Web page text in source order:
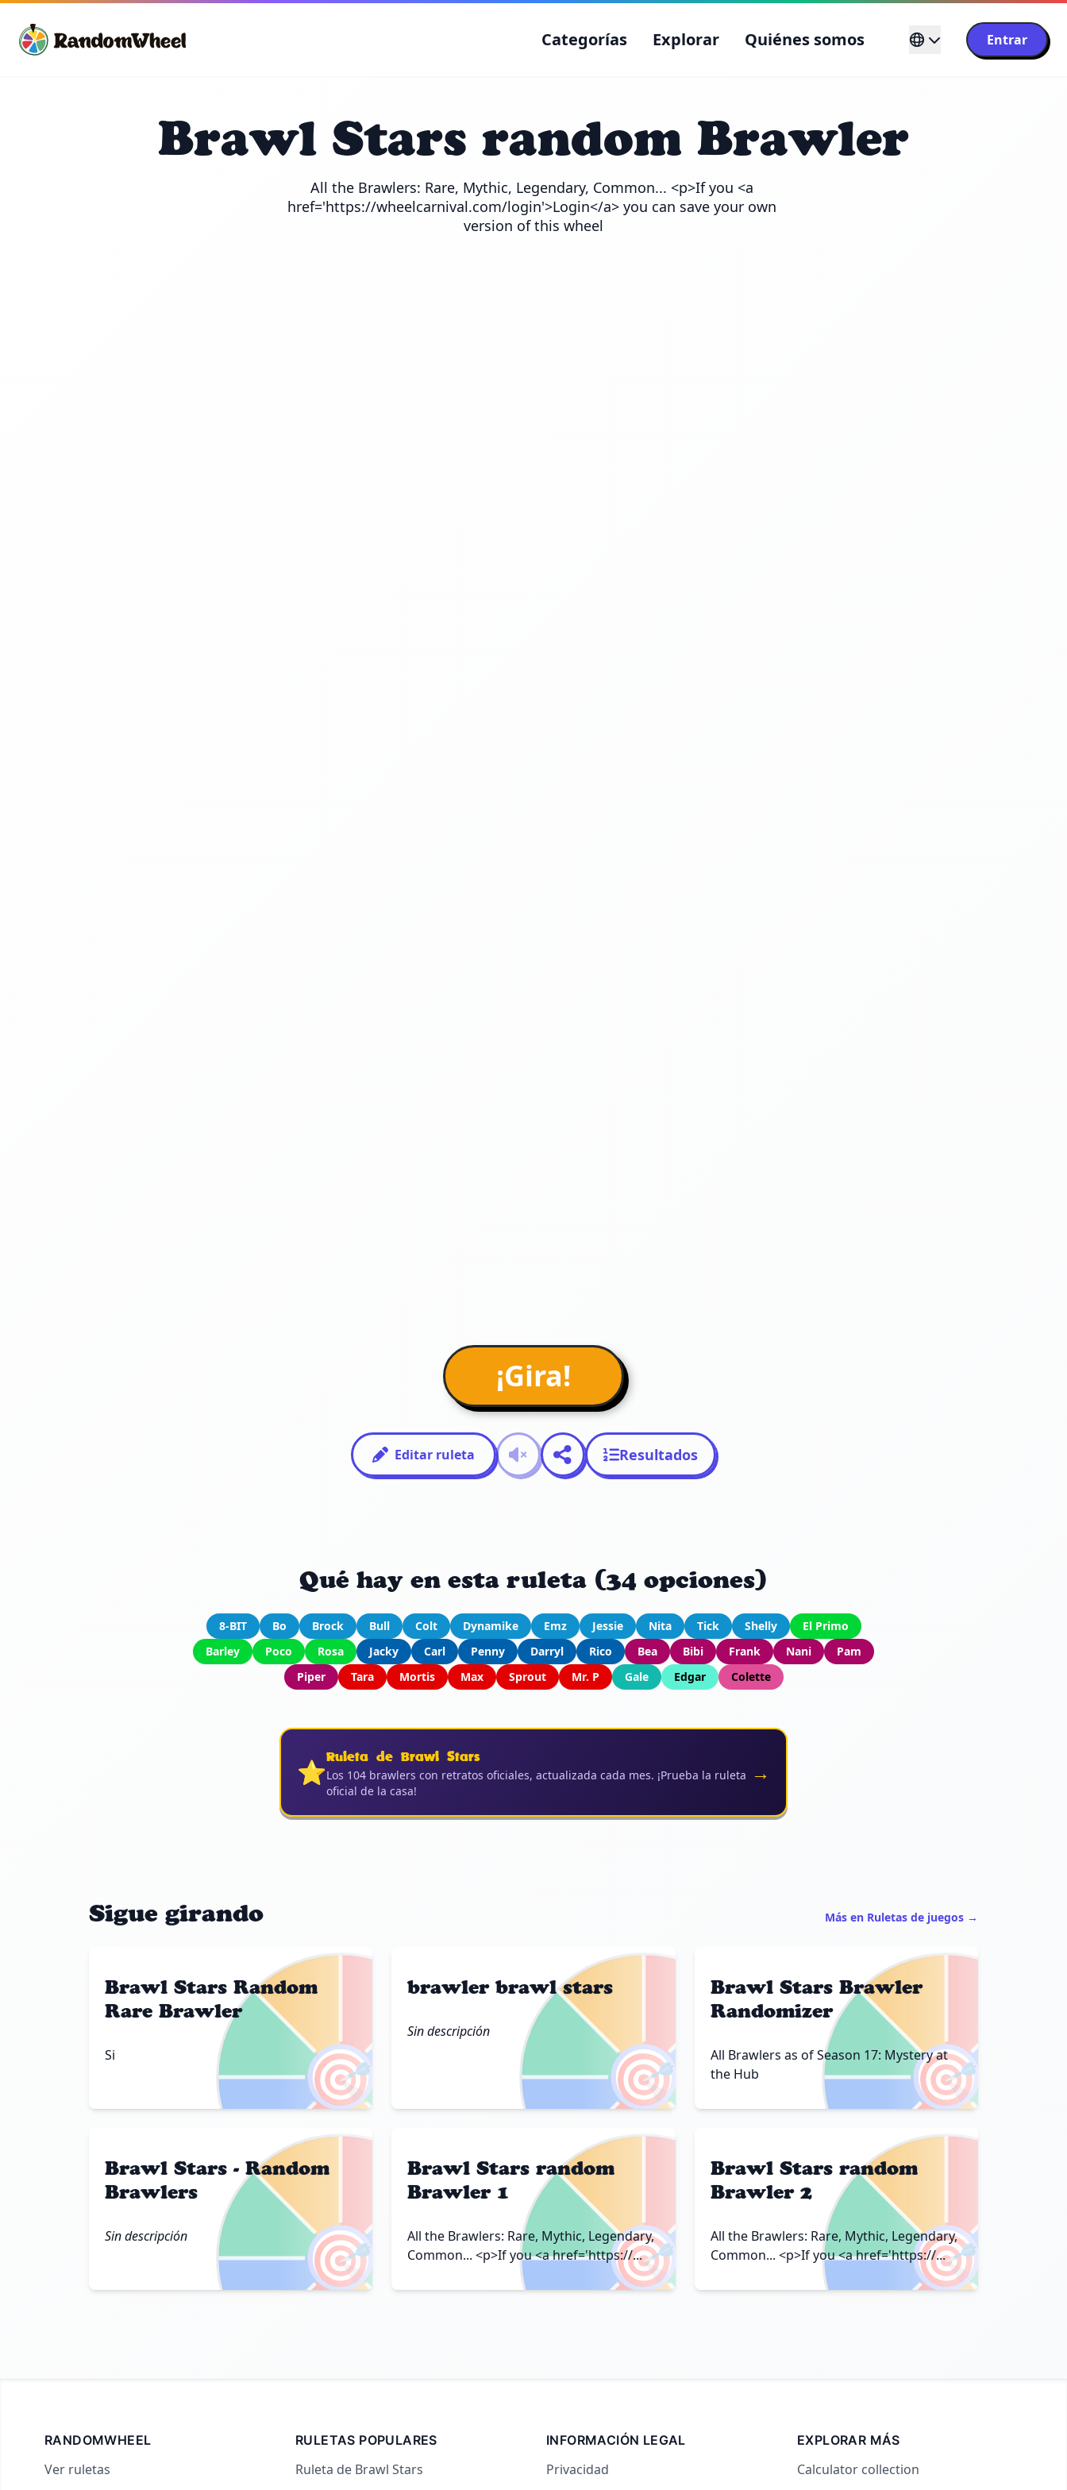
Categorías Explorar Quiénes somos Entrar
Brawl Stars random Brawler
All the Brawlers: Rare, Mythic, Legendary, Common... <p>If you <a
href='https://wheelcarnival.com/login'>Login</a> you can save your own
version of this wheel
¡Gira!
Editar ruleta Resultados
Qué hay en esta ruleta (34 opciones)
8-BIT Bo Brock Bull Colt Dynamike Emz Jessie Nita Tick Shelly
El Primo
Barley
Poco Rosa Jacky Carl Penny Darryl Rico Bea Bibi Frank Nani
Pam
Piper
Tara Mortis Max Sprout Mr. P Gale Edgar Colette
⭐Ruleta de Brawl Stars
Los 104 brawlers con retratos oficiales, actualizada cada mes. ¡Prueba la ruleta
oficial de la casa!
→
Sigue girando Más en Ruletas de juegos →
🎯
Brawl Stars Random
Rare Brawler
Si 🎯
brawler brawl stars
Sin descripción
🎯
Brawl Stars Brawler
Randomizer
All Brawlers as of Season 17: Mystery at
the Hub
🎯
Brawl Stars - Random
Brawlers
Sin descripción 🎯
Brawl Stars random
Brawler 1
All the Brawlers: Rare, Mythic, Legendary,
Common... <p>If you <a href='https://...
🎯
Brawl Stars random
Brawler 2
All the Brawlers: Rare, Mythic, Legendary,
Common... <p>If you <a href='https://...
RANDOMWHEEL
Ver ruletas
RULETAS POPULARES
Ruleta de Brawl Stars
INFORMACIÓN LEGAL
Privacidad
EXPLORAR MÁS
Calculator collection